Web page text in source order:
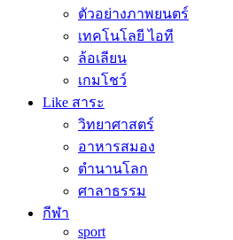
ตัวอย่างภาพยนตร์
เทคโนโลยี ไอที
ล้อเลียน
เกมโชว์
Like สาระ
วิทยาศาสตร์
อาหารสมอง
ตำนานโลก
ศาลาธรรม
กีฬา
sport